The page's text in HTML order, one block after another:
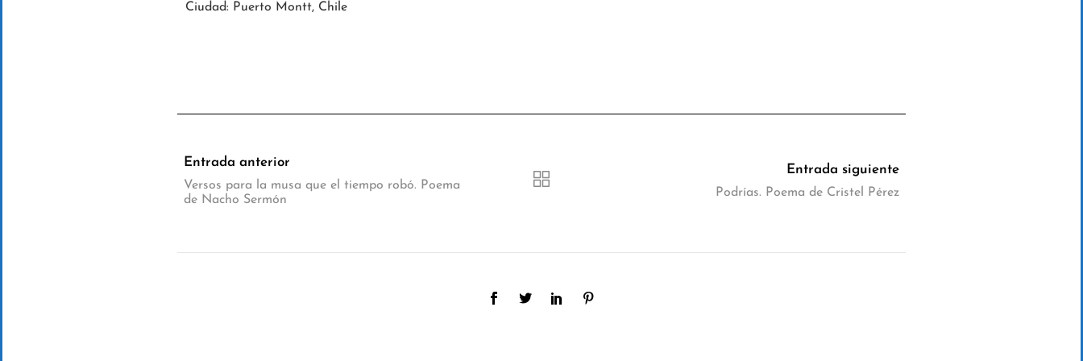
Ciudad: Puerto Montt, Chile
Entrada anterior
Versos para la musa que el tiempo robó. Poema
de Nacho Sermón
Entrada siguiente
Podrías. Poema de Cristel Pérez